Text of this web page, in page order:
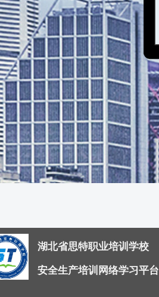
湖北省思特职业培训学校
安全生产培训网络学习平台